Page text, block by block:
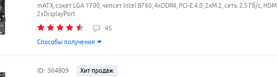
mATX, сокет LGA 1700, чипсет Intel B760, 4xDDR4, PCI-E 4.0, 2xM.2, сеть: 2.5 Гб/с, HDMI,
2xDisplayPort
45
Способы получения
ID: 364809 Хит продаж